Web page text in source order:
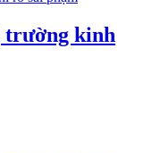
trường kinh